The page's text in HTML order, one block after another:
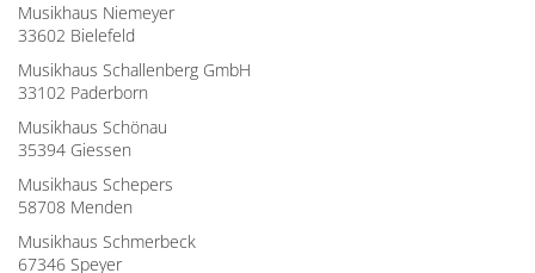
Musikhaus Niemeyer
33602 Bielefeld
Musikhaus Schallenberg GmbH
33102 Paderborn
Musikhaus Schönau
35394 Giessen
Musikhaus Schepers
58708 Menden
Musikhaus Schmerbeck
67346 Speyer